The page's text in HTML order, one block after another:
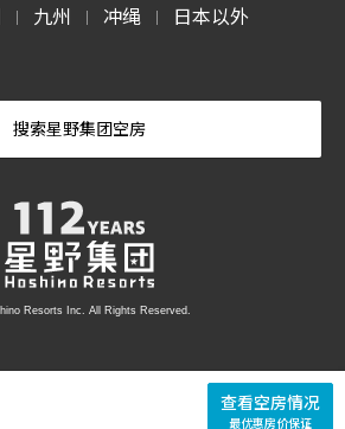
查看空房情况
最优惠房价保证
| 九州 | 冲绳 | 日本以外
搜索星野集团空房
Resorts Inc. All Rights Reserved.